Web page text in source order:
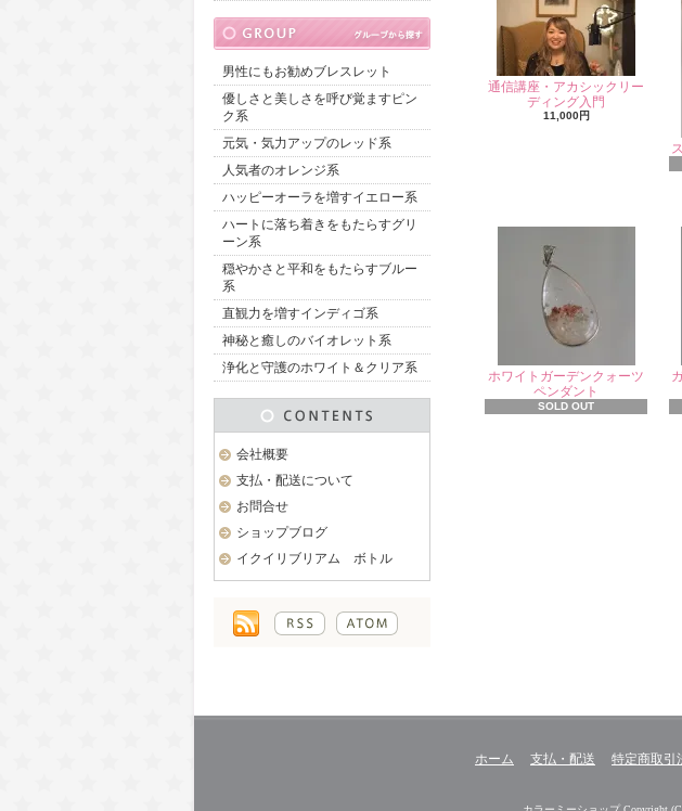
男性にもお勧めブレスレット
優しさと美しさを呼び覚ますピン
ク系
元気・気力アップのレッド系
人気者のオレンジ系
ハッピーオーラを増すイエロー系
ハートに落ち着きをもたらすグリ
ーン系
穏やかさと平和をもたらすブルー
系
直観力を増すインディゴ系
神秘と癒しのバイオレット系
浄化と守護のホワイト＆クリア系
会社概要
支払・配送について
お問合せ
ショップブログ
イクイリブリアム ボトル
通信講座・アカシックリー
ディング入門
11,000円
ホワイトガーデンクォーツ
ペンダント
SOLD OUT
ホーム 支払・配送 特定商取引